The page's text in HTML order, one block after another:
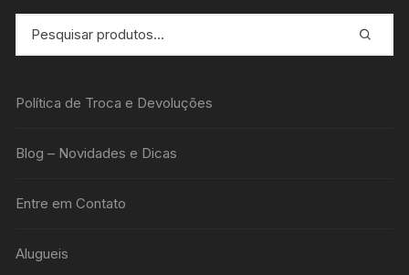
Política de Troca e Devoluções
Blog – Novidades e Dicas
Entre em Contato
Alugueis